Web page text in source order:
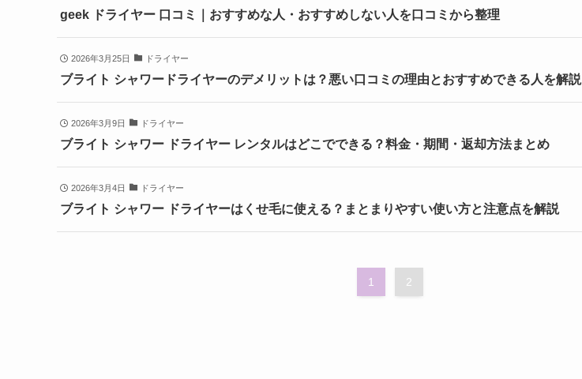
geek ドライヤー 口コミ｜おすすめな人・おすすめしない人を口コミから整理
2026年3月25日 ドライヤー
ブライト シャワードライヤーのデメリットは？悪い口コミの理由とおすすめできる人を解説
2026年3月9日 ドライヤー
ブライト シャワー ドライヤー レンタルはどこでできる？料金・期間・返却方法まとめ
2026年3月4日 ドライヤー
ブライト シャワー ドライヤーはくせ毛に使える？まとまりやすい使い方と注意点を解説
1 2